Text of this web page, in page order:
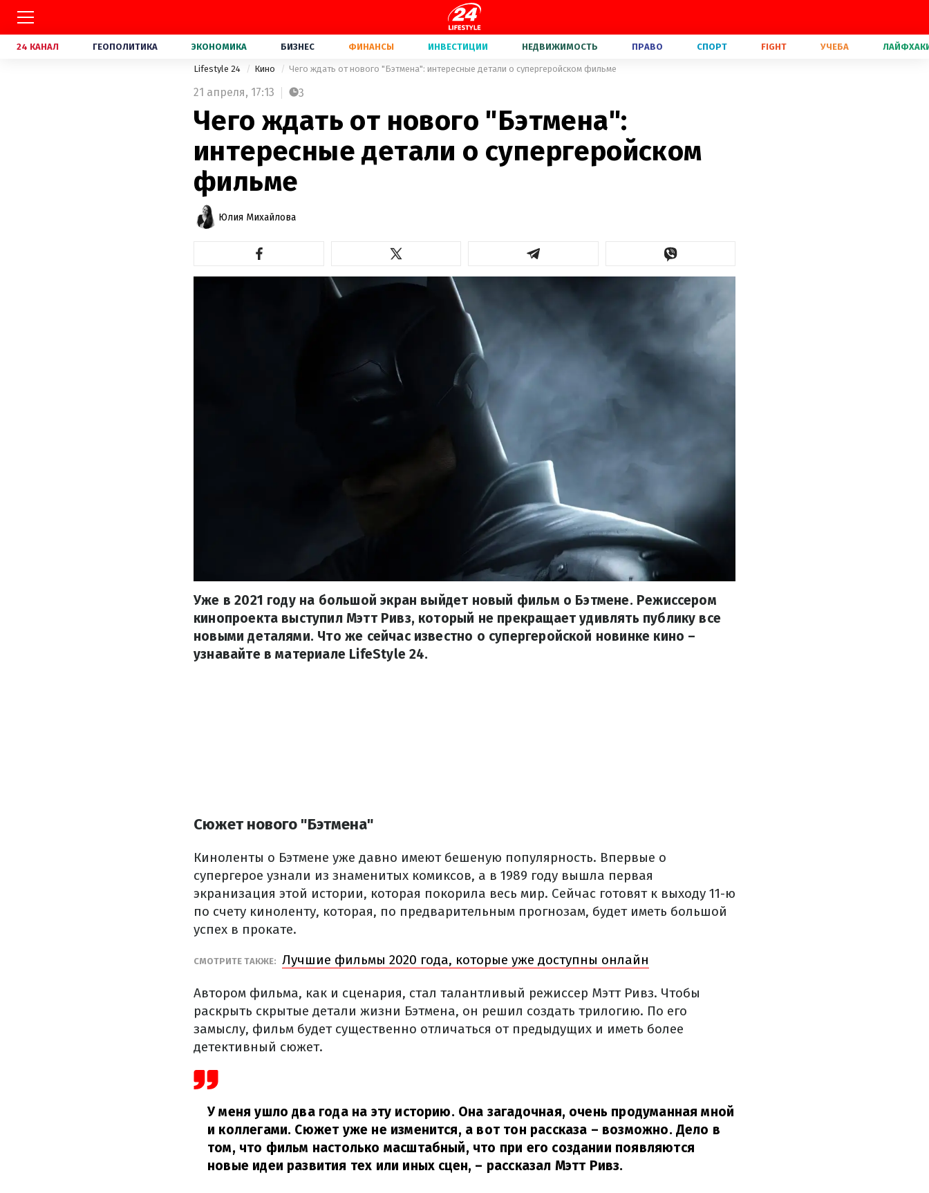
24 КАНАЛ ГЕОПОЛИТИКА ЭКОНОМИКА БИЗНЕС ФИНАНСЫ ИНВЕСТИЦИИ НЕДВИЖИМОСТЬ ПРАВО СПОРТ FIGHT УЧЕБА
Lifestyle 24 Кино Чего ждать от нового "Бэтмена": интересные детали о супергеройском фильме
21 апреля, 17:13 3
Чего ждать от нового "Бэтмена":
интересные детали о супергеройском
фильме
Юлия Михайлова
Уже в 2021 году на большой экран выйдет новый фильм о Бэтмене. Режиссером
кинопроекта выступил Мэтт Ривз, который не прекращает удивлять публику все
новыми деталями. Что же сейчас известно о супергеройской новинке кино –
узнавайте в материале LifeStyle 24.
Сюжет нового "Бэтмена"
Киноленты о Бэтмене уже давно имеют бешеную популярность. Впервые о
супергерое узнали из знаменитых комиксов, а в 1989 году вышла первая
экранизация этой истории, которая покорила весь мир. Сейчас готовят к выходу 11-ю
по счету киноленту, которая, по предварительным прогнозам, будет иметь большой
успех в прокате.
СМОТРИТЕ ТАКЖЕ: Лучшие фильмы 2020 года, которые уже доступны онлайн
Автором фильма, как и сценария, стал талантливый режиссер Мэтт Ривз. Чтобы
раскрыть скрытые детали жизни Бэтмена, он решил создать трилогию. По его
замыслу, фильм будет существенно отличаться от предыдущих и иметь более
детективный сюжет.
У меня ушло два года на эту историю. Она загадочная, очень продуманная мной
и коллегами. Сюжет уже не изменится, а вот тон рассказа – возможно. Дело в
том, что фильм настолько масштабный, что при его создании появляются
новые идеи развития тех или иных сцен, – рассказал Мэтт Ривз.